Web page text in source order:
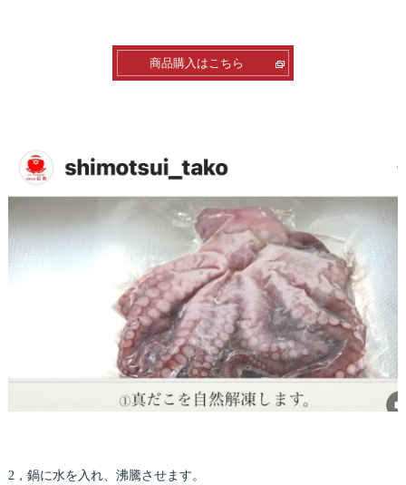
商品購入はこちら
2，鍋に水を入れ、沸騰させます。